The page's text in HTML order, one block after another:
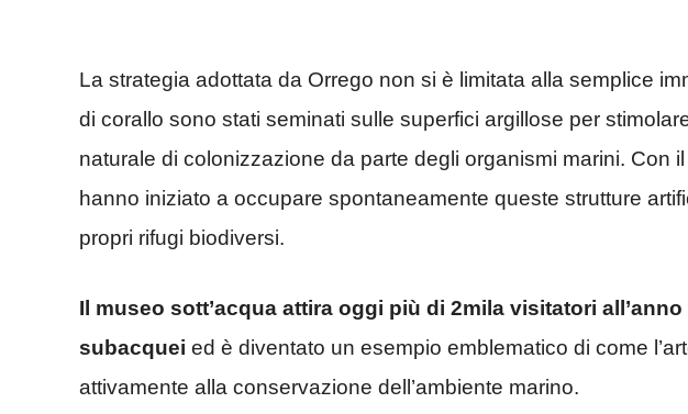
La strategia adottata da Orrego non si è limitata alla semplice
di corallo sono stati seminati sulle superfici argillose per
naturale di colonizzazione da parte degli organismi marini. Con
hanno iniziato a occupare spontaneamente queste strutture
propri rifugi biodiversi.
Il museo sott’acqua attira oggi più di 2mila visitatori
subacquei ed è diventato un esempio emblematico di come
attivamente alla conservazione dell’ambiente marino.